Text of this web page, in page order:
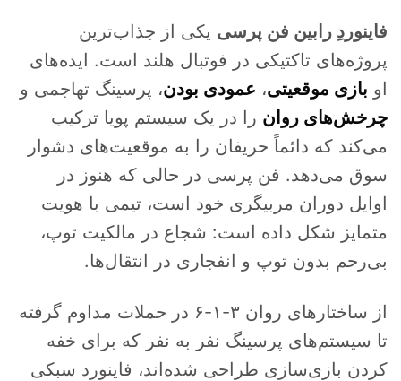
فاینوردِ رابین فن پرسی یکی از جذاب‌ترین
پروژه‌های تاکتیکی در فوتبال هلند است. ایده‌های
او بازی موقعیتی، عمودی بودن، پرسینگ تهاجمی و
چرخش‌های روان را در یک سیستم پویا ترکیب
می‌کند که دائماً حریفان را به موقعیت‌های دشوار
سوق می‌دهد. فن پرسی در حالی که هنوز در
اوایل دوران مربیگری خود است، تیمی با هویت
متمایز شکل داده است: شجاع در مالکیت توپ،
بی‌رحم بدون توپ و انفجاری در انتقال‌ها.
از ساختارهای روان ۳-۱-۶ در حملات مداوم گرفته
تا سیستم‌های پرسینگ نفر به نفر که برای خفه
کردن بازی‌سازی طراحی شده‌اند، فاینورد سبکی